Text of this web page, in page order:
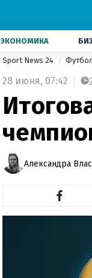
ЭКОНОМИКА
Sport News 24 Футбол
28 июня, 07:42
Александра